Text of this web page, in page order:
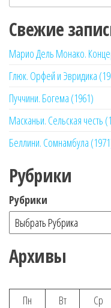
Свежие
Марио Дель Монако.
Глюк. Орфей и Эвридика
Пуччини. Богема (1961)
Масканьи. Сельская честь
Беллини. Сомнамбула
Рубрики
Рубрики
Архивы
Пн
Вт Ср